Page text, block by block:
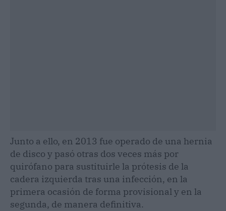
Junto a ello, en 2013 fue operado de una hernia
de disco y pasó otras dos veces más por
quirófano para sustituirle la prótesis de la
cadera izquierda tras una infección, en la
primera ocasión de forma provisional y en la
segunda, de manera definitiva.